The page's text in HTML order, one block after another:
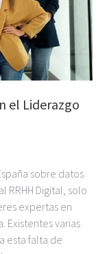
el Liderazgo
sobre datos
Digital, solo
expertas en
Existentes varias
esta falta de